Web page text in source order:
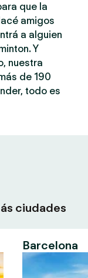
que la
amigos
a alguien
Y
nuestra
de 190
todo es
ciudades
Barcelona